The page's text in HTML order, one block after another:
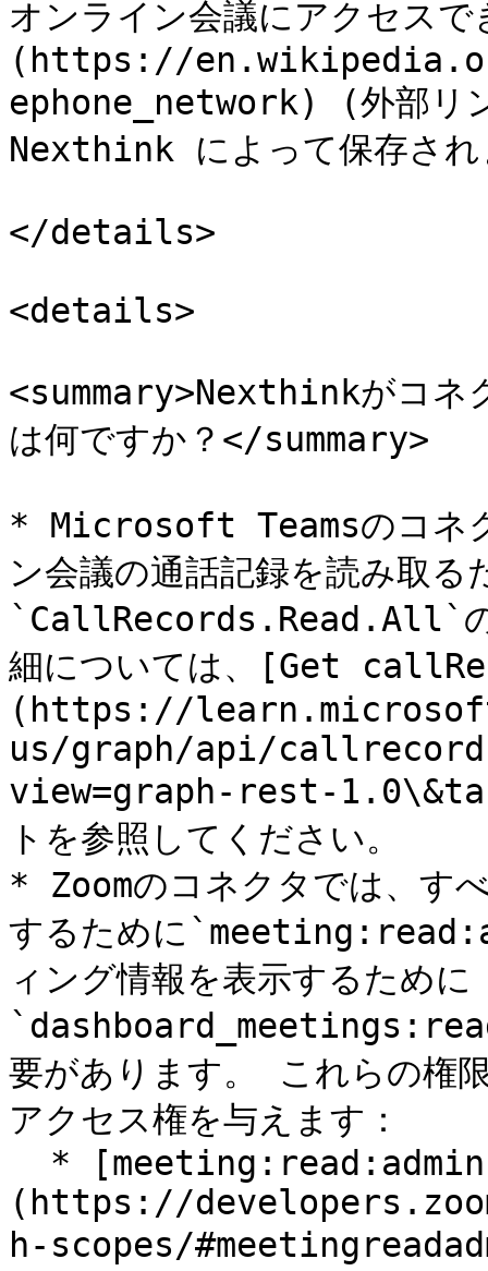
オンライン会議にアクセス
(https://
ephone_network) (外部リ
Nexthink によって保存され
</details>
<details>
<summary>Nexthinkがコネ
は何ですか？</summary>
* Microsoft Teamsのコネク
ン会議の通話記録を読み取
`CallRecords.Read.All`の
細については、[Get
(https://
us/graph/api/
view=graph-rest-
トを参照してください。
* Zoomのコネクタでは、す
するために
ィング情報を表示するために
要があります。 これらの権
アクセス権を与えます：
(https://
h-scopes/